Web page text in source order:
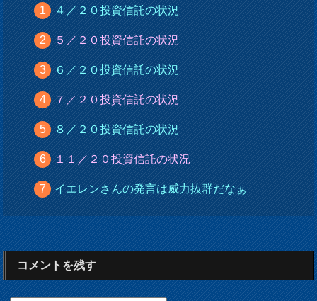
４／２０投資信託の状況
５／２０投資信託の状況
６／２０投資信託の状況
７／２０投資信託の状況
８／２０投資信託の状況
１１／２０投資信託の状況
イエレンさんの発言は威力抜群だなぁ
コメントを残す